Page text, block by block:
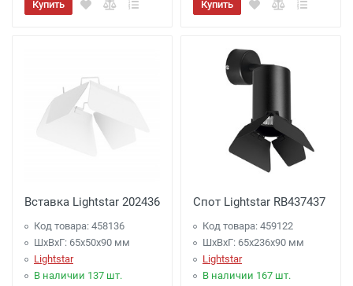
Купить Купить
Вставка Lightstar 202436
Код товара: 458136
ШхВхГ: 65x50x90 мм
Lightstar
В наличии 137 шт.
Спот Lightstar RB437437
Код товара: 459122
ШхВхГ: 65x236x90 мм
Lightstar
В наличии 167 шт.